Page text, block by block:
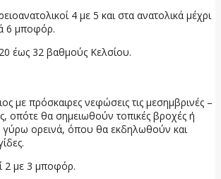
4 με 5 και στα ανατολικά μέχρι
6 μποφόρ.
έως 32 βαθμούς Κελσίου.
με πρόσκαιρες νεφώσεις τις μεσημβρινές –
οπότε θα σημειωθούν τοπικές βροχές ή
γύρω ορεινά, όπου θα εκδηλωθούν και
2 με 3 μποφόρ.